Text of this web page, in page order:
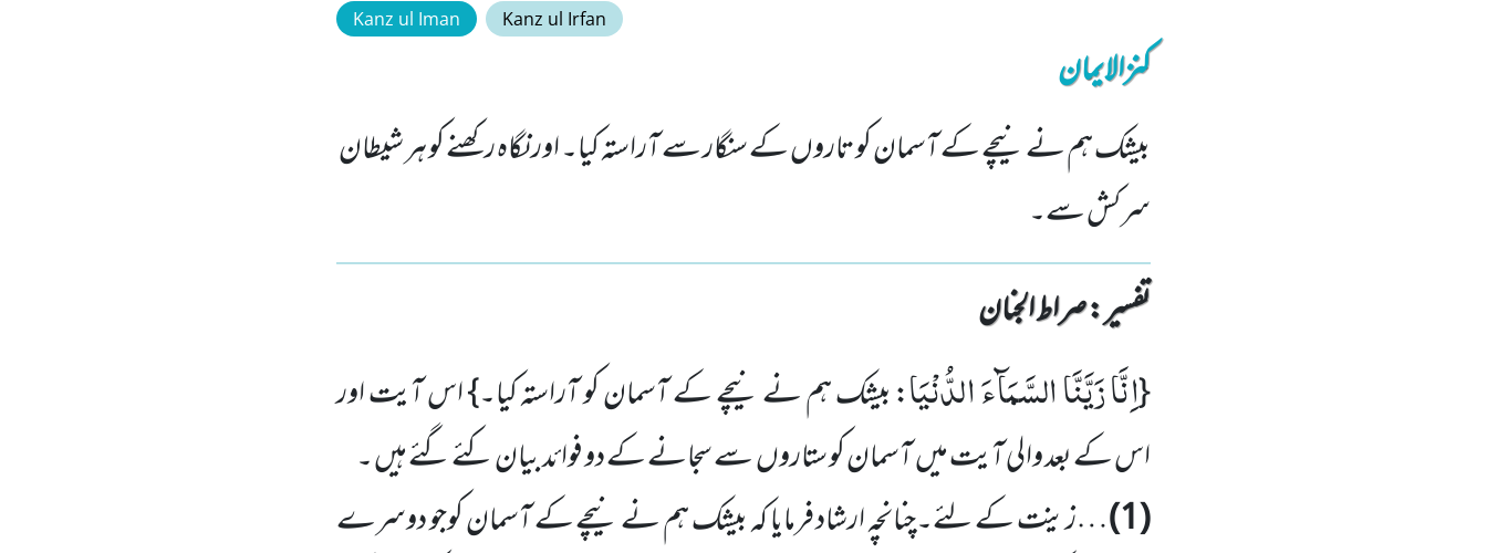
Kanz ul Iman Kanz ul Irfan
کنزالایمان
بیشک ہم نے نیچے کے آسمان کو تاروں کے سنگار سے آراستہ کیا۔ اور نگاہ رکھنے کو ہر شیطان
سرکش سے۔
تفسیر : ‎صراط الجنان
{اِنَّا زَیَّنَّا السَّمَآءَ الدُّنْیَا: بیشک ہم نے نیچے کے آسمان کو آراستہ کیا۔} اس آیت اور
اس کے بعد والی آیت میں آسمان کو ستاروں سے سجانے کے دو فوائد بیان کئے گئے ہیں ۔
(1) …زینت کے لئے۔چنانچہ ارشاد فرمایا کہ بیشک ہم نے نیچے کے آسمان کوجو دوسرے